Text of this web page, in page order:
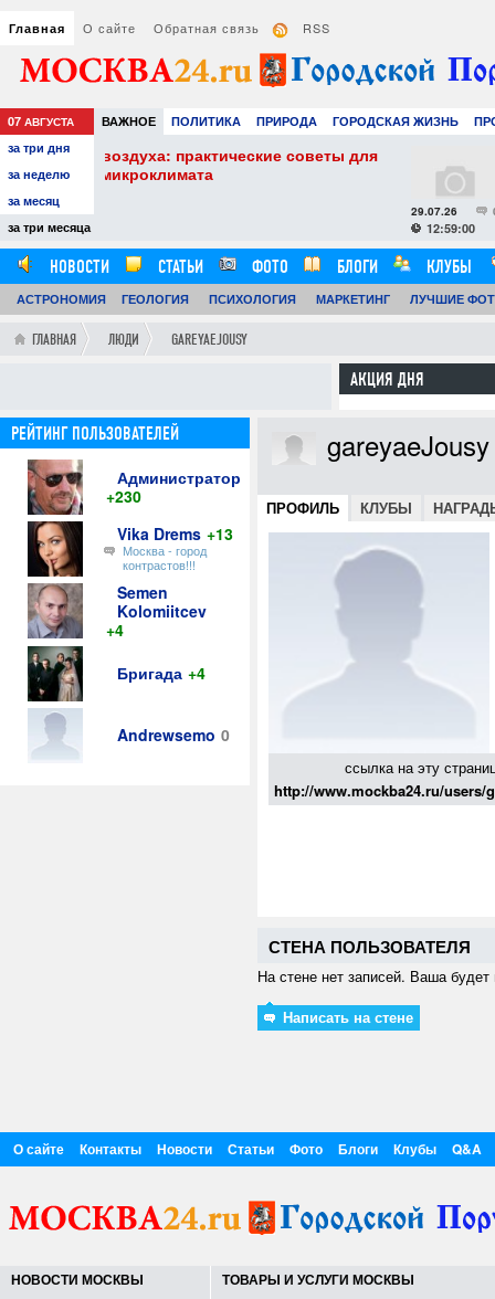
Главная О сайте Обратная связь RSS
07 АВГУСТА ВАЖНОЕ ПОЛИТИКА ПРИРОДА ГОРОДСКАЯ ЖИЗНЬ
за три дня
за неделю
за месяц
за три месяца
советы для
Сэндвич-панели в
применение современных
НОВОСТИ СТАТЬИ ФОТО БЛОГИ
КЛУБЫ
ОБЗОРЫ
ВИДЕОРЕПОРТАЖИ
АСТРОНОМИЯ ГЕОЛОГИЯ ПСИХОЛОГИЯ МАРКЕТИНГ ЛУЧШИЕ
ГЛАВНАЯ ЛЮДИ GAREYAEJOUSY
АКЦИЯ ДНЯ
gareyaeJousy
ПРОФИЛЬ КЛУБЫ
ссылка на эту
http://www.mockba24.ru/users/
СТЕНА ПОЛЬЗОВАТЕЛЯ
На стене нет записей. Ваша будет
Написать на стене
РЕЙТИНГ ПОЛЬЗОВАТЕЛЕЙ
Администратор
+230
Vika Drems +13
Москва - город
контрастов!!!
Semen
Kolomiitcev
+4
Бригада +4
Andrewsemo 0
О сайте Контакты Новости Статьи Фото Блоги Клубы Q&A
НОВОСТИ МОСКВЫ ТОВАРЫ И УСЛУГИ МОСКВЫ